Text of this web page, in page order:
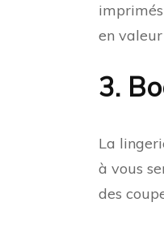
en
3.
La
à vous
des